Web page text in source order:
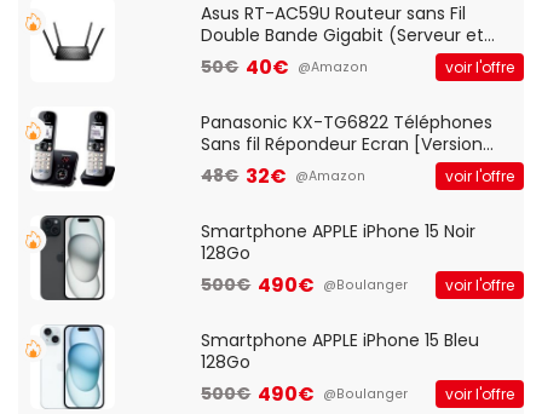
Asus RT-AC59U Routeur sans Fil
Double Bande Gigabit (Serveur et
Client VPN, Triple Vlan, Mode Point
d'accès et Bridge, contrôle Parental,
50€ 40€ @Amazon voir l'offre
Panasonic KX-TG6822 Téléphones
Sans fil Répondeur Ecran [Version
Française]
48€ 32€ @Amazon voir l'offre
Smartphone APPLE iPhone 15 Noir
128Go
500€ 490€ @Boulanger voir l'offre
Smartphone APPLE iPhone 15 Bleu
128Go
500€ 490€ @Boulanger voir l'offre